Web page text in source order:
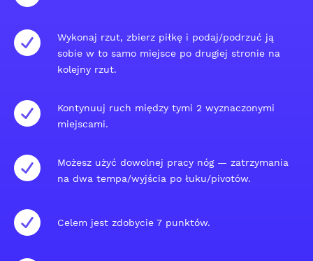
Wykonaj rzut, zbierz piłkę i podaj/podrzuć ją
sobie w to samo miejsce po drugiej stronie na
kolejny rzut.
Kontynuuj ruch między tymi 2 wyznaczonymi
miejscami.
Możesz użyć dowolnej pracy nóg — zatrzymania
na dwa tempa/wyjścia po łuku/pivotów.
Celem jest zdobycie 7 punktów.